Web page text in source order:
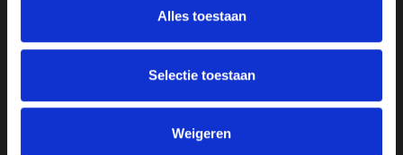
Alles toestaan
Selectie toestaan
Weigeren
Onze missie
Inloggen
Steunbetuigingen
Vacatures